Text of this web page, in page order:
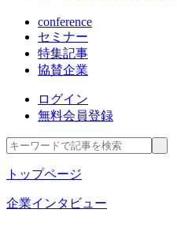
conference
セミナー
特集記事
協賛企業
ログイン
無料会員登録
トップページ
企業インタビュー